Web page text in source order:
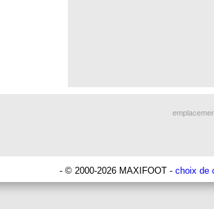
- © 2000-2026 MAXIFOOT - choix de